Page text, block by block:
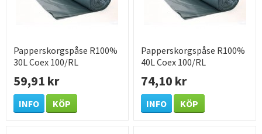
Papperskorgspåse R100%
30L Coex 100/RL
59,91 kr
INFO KÖP
Papperskorgspåse R100%
40L Coex 100/RL
74,10 kr
INFO KÖP